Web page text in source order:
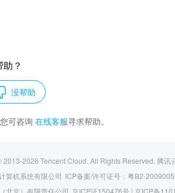
？
没帮助
可咨询 在线客服寻求帮助。
2013-2026 Tencent Cloud. All Rights Reserved. 腾讯
算机系统有限公司 ICP备案/许可证号： 粤B2-
北京）有限责任公司 京ICP证150476号 | 京ICP备